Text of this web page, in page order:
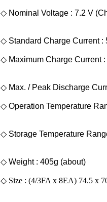
◇ Nominal Voltage : 7.2 V
◇ Standard Charge Current :
◇ Maximum Charge Current
◇ Max. / Peak Discharge
◇ Operation Temperature
◇ Storage Temperature
◇ Weight : 405g (about)
◇ Size : (4/3FA x 8EA) 74.5 x